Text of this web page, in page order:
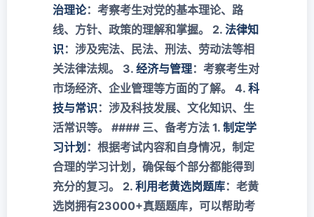
治理论：考察考生对党的基本理论、路
线、方针、政策的理解和掌握。 2. 法律知
识：涉及宪法、民法、刑法、劳动法等相
关法律法规。 3. 经济与管理：考察考生对
市场经济、企业管理等方面的了解。 4. 科
技与常识：涉及科技发展、文化知识、生
活常识等。 #### 三、备考方法 1. 制定学
习计划 ：根据考试内容和自身情况，制定
合理的学习计划，确保每个部分都能得到
充分的复习。 2. 利用老黄选岗题库：老黄
选岗拥有23000+真题题库，可以帮助考